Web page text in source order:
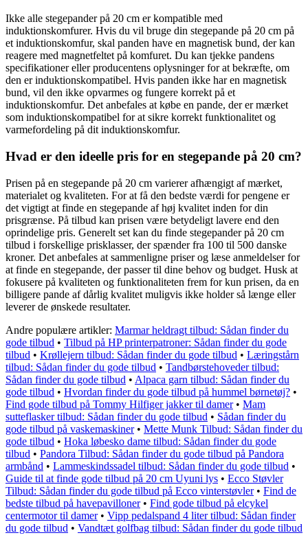
Ikke alle stegepander på 20 cm er kompatible med
induktionskomfurer. Hvis du vil bruge din stegepande på 20 cm på
et induktionskomfur, skal panden have en magnetisk bund, der kan
reagere med magnetfeltet på komfuret. Du kan tjekke pandens
specifikationer eller producentens oplysninger for at bekræfte, om
den er induktionskompatibel. Hvis panden ikke har en magnetisk
bund, vil den ikke opvarmes og fungere korrekt på et
induktionskomfur. Det anbefales at købe en pande, der er mærket
som induktionskompatibel for at sikre korrekt funktionalitet og
varmefordeling på dit induktionskomfur.
Hvad er den ideelle pris for en stegepande på 20 cm?
Prisen på en stegepande på 20 cm varierer afhængigt af mærket,
materialet og kvaliteten. For at få den bedste værdi for pengene er
det vigtigt at finde en stegepande af høj kvalitet inden for din
prisgrænse. På tilbud kan prisen være betydeligt lavere end den
oprindelige pris. Generelt set kan du finde stegepander på 20 cm
tilbud i forskellige prisklasser, der spænder fra 100 til 500 danske
kroner. Det anbefales at sammenligne priser og læse anmeldelser for
at finde en stegepande, der passer til dine behov og budget. Husk at
fokusere på kvaliteten og funktionaliteten frem for kun prisen, da en
billigere pande af dårlig kvalitet muligvis ikke holder så længe eller
leverer de ønskede resultater.
Andre populære artikler: Marmar heldragt tilbud: Sådan finder du
gode tilbud • Tilbud på HP printerpatroner: Sådan finder du gode
tilbud • Krøllejern tilbud: Sådan finder du gode tilbud • Læringstårn
tilbud: Sådan finder du gode tilbud • Tandbørstehoveder tilbud:
Sådan finder du gode tilbud • Alpaca garn tilbud: Sådan finder du
gode tilbud • Hvordan finder du gode tilbud på hummel børnetøj? •
Find gode tilbud på Tommy Hilfiger jakker til damer• Mam
sutteflasker tilbud: Sådan finder du gode tilbud • Sådan finder du
gode tilbud på vaskemaskiner• Mette Munk Tilbud: Sådan finder du
gode tilbud • Hoka løbesko dame tilbud: Sådan finder du gode
tilbud • Pandora Tilbud: Sådan finder du gode tilbud på Pandora
armbånd • Lammeskindssadel tilbud: Sådan finder du gode tilbud •
Guide til at finde gode tilbud på 20 cm Uyuni lys • Ecco Støvler
Tilbud: Sådan finder du gode tilbud på Ecco vinterstøvler• Find de
bedste tilbud på havepavilloner• Find gode tilbud på elcykel
centermotor til damer• Vipp pedalspand 4 liter tilbud: Sådan finder
du gode tilbud • Vandtæt golfbag tilbud: Sådan finder du gode tilbud